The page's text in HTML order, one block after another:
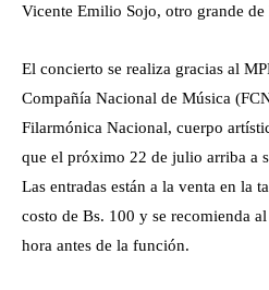
Vicente Emilio Sojo, otro grande de
El concierto se realiza gracias al
Compañía Nacional de Música
Filarmónica Nacional, cuerpo
que el próximo 22 de julio arriba a
Las entradas están a la venta en la
costo de Bs. 100 y se recomienda
hora antes de la función.